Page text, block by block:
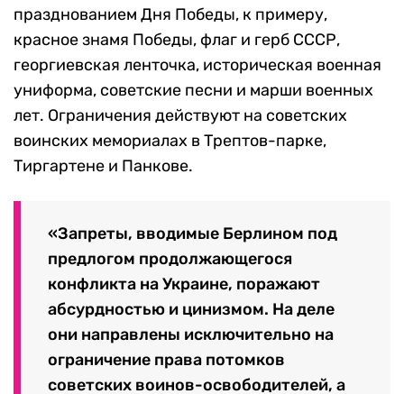
празднованием Дня Победы, к примеру,
красное знамя Победы, флаг и герб СССР,
георгиевская ленточка, историческая военная
униформа, советские песни и марши военных
лет. Ограничения действуют на советских
воинских мемориалах в Трептов-парке,
Тиргартене и Панкове.
«Запреты, вводимые Берлином под
предлогом продолжающегося
конфликта на Украине, поражают
абсурдностью и цинизмом. На деле
они направлены исключительно на
ограничение права потомков
советских воинов-освободителей, а